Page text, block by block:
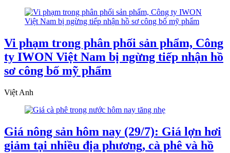
Vi phạm trong phân phối sản phẩm, Công
ty IWON Việt Nam bị ngừng tiếp nhận hồ
sơ công bố mỹ phẩm
Việt Anh
Giá nông sản hôm nay (29/7): Giá lợn hơi
giảm tại nhiều địa phương, cà phê và hồ